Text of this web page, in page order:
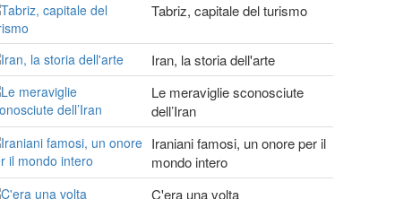
Tabriz, capitale del turismo
Iran, la storia dell'arte
Le meraviglie sconosciute
dell’Iran
Iraniani famosi, un onore per il
mondo intero
C'era una volta